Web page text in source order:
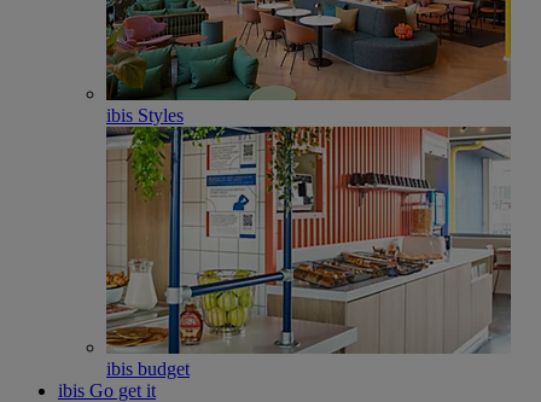
ibis Styles
ibis budget
ibis Go get it